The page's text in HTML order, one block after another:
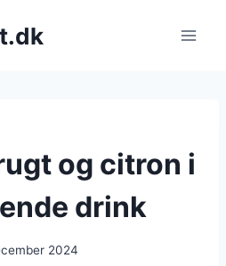
og citron i
drink
2024